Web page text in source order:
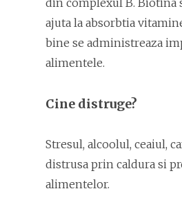
din complexul B. Biotina
ajuta la absorbtia
bine se administreaza
alimentele.
Cine distruge?
Stresul, alcoolul, ceaiul,
distrusa prin caldura si
alimentelor.